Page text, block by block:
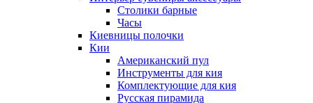
Столики барные
Часы
Киевницы полочки
Кии
Американский пул
Инструменты для кия
Комплектующие для кия
Русская пирамида